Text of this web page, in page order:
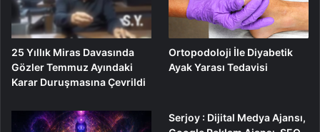
25 Yıllık Miras Davasında
Gözler Temmuz Ayındaki
Karar Duruşmasına Çevrildi
Ortopodoloji İle Diyabetik
Ayak Yarası Tedavisi
Serjoy : Dijital Medya Ajansı,